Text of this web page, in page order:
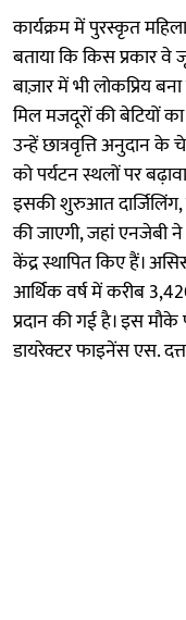
कार्यक्रम में पुरस्कृत
बताया कि किस प्रकार वे
बाज़ार में भी लोकप्रिय
मिल मजदूरों की बेटियों
उन्हें छात्रवृत्ति अनुदान
को पर्यटन स्थलों पर
इसकी शुरुआत
की जाएगी, जहां एनजेबी
केंद्र स्थापित किए हैं।
आर्थिक वर्ष में करीब
प्रदान की गई है। इस
डायरेक्टर फाइनेंस एस.